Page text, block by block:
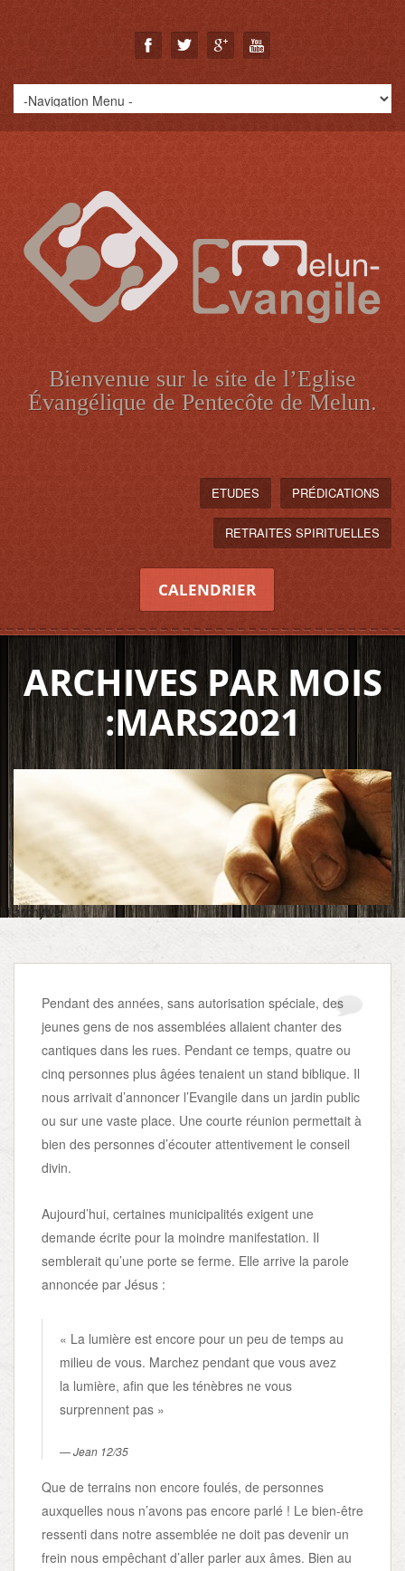
Bienvenue sur le site de l’Eglise
Évangélique de Pentecôte de Melun.
ETUDES PRÉDICATIONS
RETRAITES SPIRITUELLES
CALENDRIER
ARCHIVES PAR MOIS
:MARS2021
hi archyive
Pendant des années, sans autorisation spéciale, des
jeunes gens de nos assemblées allaient chanter des
cantiques dans les rues. Pendant ce temps, quatre ou
cinq personnes plus âgées tenaient un stand biblique. Il
nous arrivait d’annoncer l’Evangile dans un jardin public
ou sur une vaste place. Une courte réunion permettait à
bien des personnes d’écouter attentivement le conseil
divin.
Aujourd’hui, certaines municipalités exigent une
demande écrite pour la moindre manifestation. Il
semblerait qu’une porte se ferme. Elle arrive la parole
annoncée par Jésus :
« La lumière est encore pour un peu de temps au
milieu de vous. Marchez pendant que vous avez
la lumière, afin que les ténèbres ne vous
surprennent pas »
Jean 12/35
Que de terrains non encore foulés, de personnes
auxquelles nous n’avons pas encore parlé ! Le bien-être
ressenti dans notre assemblée ne doit pas devenir un
frein nous empêchant d’aller parler aux âmes. Bien au